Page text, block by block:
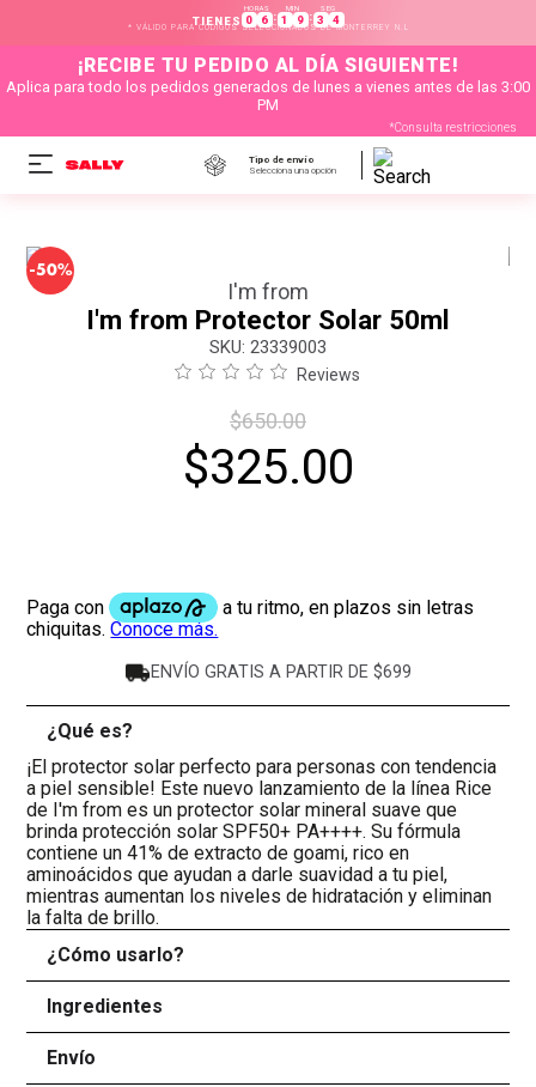
TIENES
HORAS
0 6 :
MIN
1 9 :
SEG
3 4
* VÁLIDO PARA CÓDIGOS SELECCIONADOS DE MONTERREY N.L
¡RECIBE TU PEDIDO AL DÍA SIGUIENTE!
Aplica para todo los pedidos generados de lunes a vienes antes de las 3:00
PM
*Consulta restricciones
Tipo de envío
Selecciona una opción
-50%
I'm from
I'm from Protector Solar 50ml
: 23339003
Reviews
$650.00
$325.00
ENVÍO GRATIS A PARTIR DE $699
¿Qué es?
¡El protector solar perfecto para personas con tendencia
a piel sensible! Este nuevo lanzamiento de la línea Rice
de I'm from es un protector solar mineral suave que
brinda protección solar SPF50+ PA++++. Su fórmula
contiene un 41% de extracto de goami, rico en
aminoácidos que ayudan a darle suavidad a tu piel,
mientras aumentan los niveles de hidratación y eliminan
la falta de brillo.
¿Cómo usarlo?
Ingredientes
Envío